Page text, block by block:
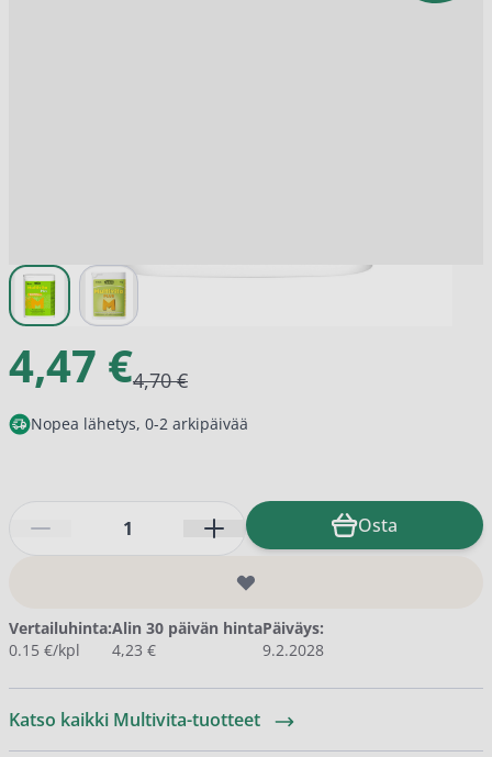
View larger imageView larger image
4,47 €4,70 €
Nopea lähetys, 0-2 arkipäivää
Osta
Vertailuhinta:
0.15 €/kpl
Alin 30 päivän hinta
4,23 €
Päiväys:
9.2.2028
Katso kaikki Multivita-tuotteet